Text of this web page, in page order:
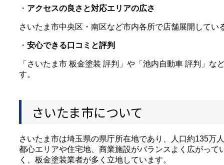
・ アクセスの良さと対応エリアの広さ
さいたま市中央区・南区など市内各所で店舗展開して
・ 安心できる口コミと評判
「さいたま市 板金塗装 評判」や「池内自動車 評判」
す。
さいたま市について
さいたま市は埼玉県の県庁所在地であり、人口約135万
都心エリアや住宅地、商業施設がバランスよく広がっ
く、板金塗装業者が多く立地しています。